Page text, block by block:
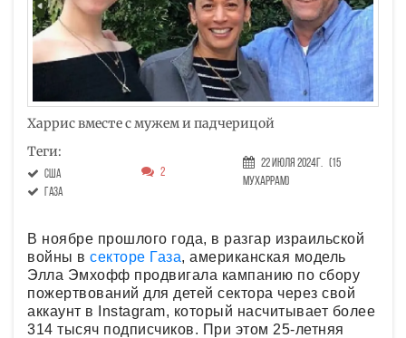
Харрис вместе с мужем и падчерицой
Теги:
США
Газа
2
22 Июля 2024г. (15
Мухаррам)
В ноябре прошлого года, в разгар израильской
войны в секторе Газа, американская модель
Элла Эмхофф продвигала кампанию по сбору
пожертвований для детей сектора через свой
аккаунт в Instagram, который насчитывает более
314 тысяч подписчиков. При этом 25-летняя